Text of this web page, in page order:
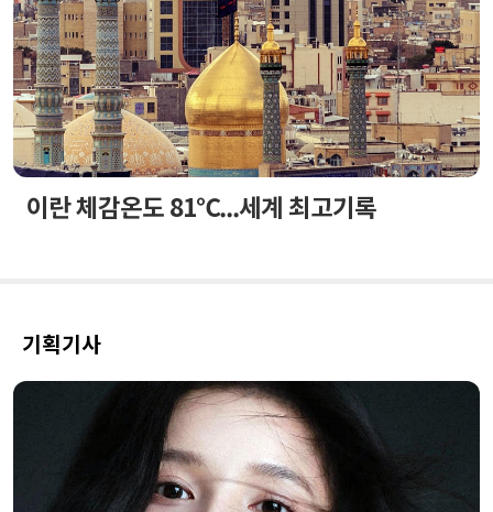
이란 체감온도 81℃...세계 최고기록
기획기사